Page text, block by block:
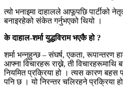
त्यो भनाइमा दाहालले आफूपछि पार्टीको
बनाइरहेको संकेत गर्नुभएको थियो ।
के दाहाल-शर्मा युद्धविराम भएकै हो ?
शर्मा भन्नुहुन्छ – संघर्ष, एकता, रूपान्तरण
आफ्ना विचारहरू राख्ने, ती विचारहरूमाथि
नियमित प्रक्रिया हो । त्यस कारण बहस
पनि छ । यो निरन्तर चलिरहने प्रक्रिया